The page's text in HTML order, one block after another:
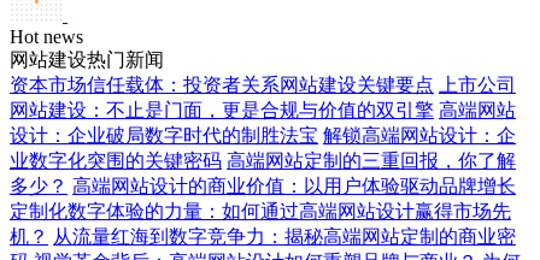
Hot news
网站建设热门新闻
资本市场信任载体：投资者关系网站建设关键要点
上市公司
网站建设：不止是门面，更是合规与价值的双引擎 高端网站
设计：企业破局数字时代的制胜法宝 解锁高端网站设计：企
业数字化突围的关键密码 高端网站定制的三重回报，你了解
多少？ 高端网站设计的商业价值：以用户体验驱动品牌增长
定制化数字体验的力量：如何通过高端网站设计赢得市场先
机？ 从流量红海到数字竞争力：揭秘高端网站定制的商业密